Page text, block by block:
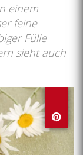
einem
feine
Fülle
sieht auch